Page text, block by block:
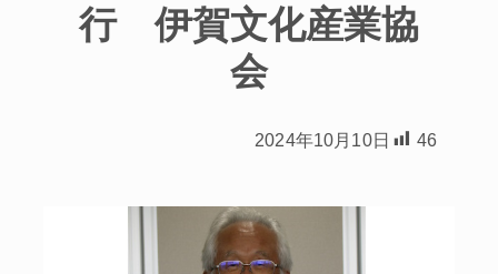
行 伊賀文化産業協
会
2024年10月10日 46